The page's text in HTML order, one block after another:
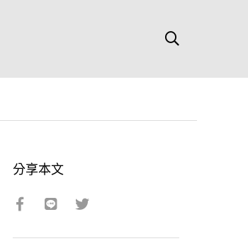
分享本文